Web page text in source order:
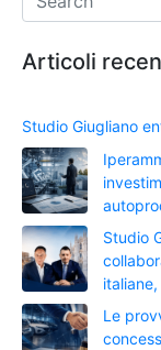
Articoli
Studio Giugliano
Studio
Le